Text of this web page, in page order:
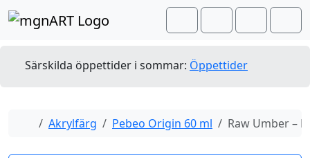
Skip to content
Skip to footer
SearchAccount
Cart
Särskilda öppettider i sommar: Öppettider
Home
Akrylfärg Pebeo Origin 60 ml Raw Umber –